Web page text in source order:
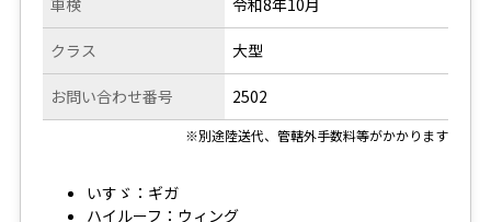
車検
クラス
お問い合わせ番号
令和8年10月
大型
2502
※別途陸送代、管轄外手数料等がかかります
いすゞ：ギガ
ハイルーフ：ウィング